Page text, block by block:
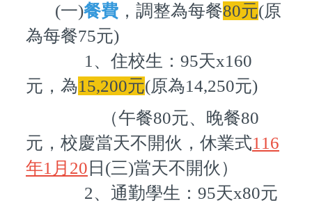
(一)餐費 ，調整為每餐80元(原
為每餐75元)
1、住校生：95天x160
元，為15,200元(原為14,250元)
（午餐80元、晚餐80
元，校慶當天不開伙，休業式116
年1月20 日(三)當天不開伙）
2、通勤學生：95天x80元